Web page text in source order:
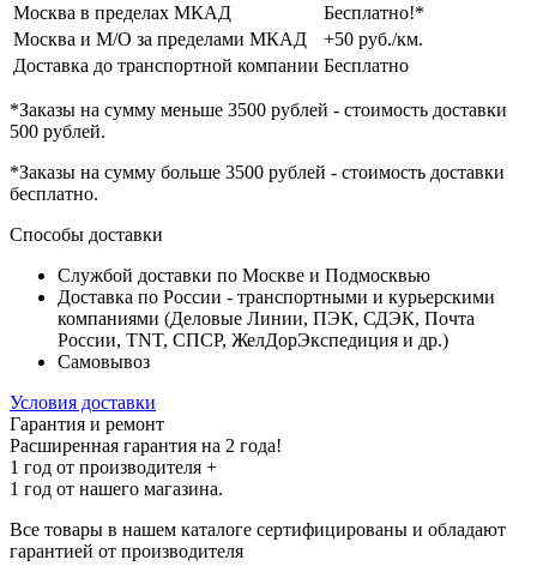
Москва в пределах МКАД
Бесплатно!*
Москва и М/О за пределами МКАД
+50 руб./км.
Доставка до транспортной компании Бесплатно
*Заказы на сумму меньше 3500 рублей - стоимость доставки
500 рублей.
*Заказы на сумму больше 3500 рублей - стоимость доставки
бесплатно.
Способы доставки
Службой доставки по Москве и Подмосквью
Доставка по России - транспортными и курьерскими
компаниями (Деловые Линии, ПЭК, СДЭК, Почта
России, TNT, СПСР, ЖелДорЭкспедиция и др.)
Самовывоз
Условия доставки
Гарантия и ремонт
Расширенная гарантия на 2 года!
1 год от производителя +
1 год от нашего магазина.
Все товары в нашем каталоге сертифицированы и обладают
гарантией от производителя